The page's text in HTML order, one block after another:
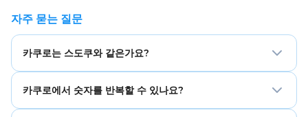
자주 묻는 질문
카쿠로는 스도쿠와 같은가요?
지 않도록 배치한다는 점은 같지만, 카쿠로는 불규칙한 격자와
검은 막힘 칸의 합 단서를 사용하고, 스도쿠는 산술 없이 고정
카쿠로에서 숫자를 반복할 수 있나요?